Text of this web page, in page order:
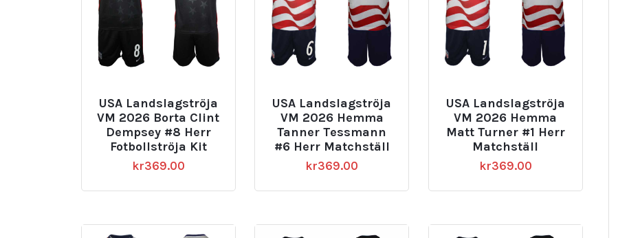
USA Landslagströja
VM 2026 Borta Clint
Dempsey #8 Herr
Fotbollströja Kit
kr369.00
USA Landslagströja
VM 2026 Hemma
Tanner Tessmann
#6 Herr Matchställ
kr369.00
USA Landslagströja
VM 2026 Hemma
Matt Turner #1 Herr
Matchställ
kr369.00